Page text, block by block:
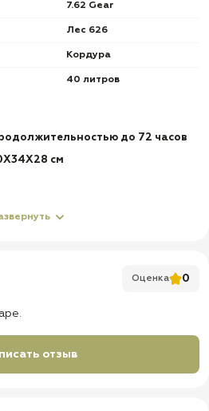
7.62 Gear
Лес 626
Кордура
40 литров
до 72 часов
см
и внешние малое
или спального мешка
верхнюю часть рюкзака
Оценка 0
отзыв